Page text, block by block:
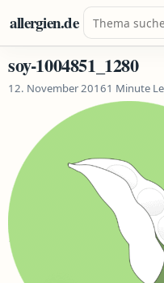
Zum Inhalt springen
allergien.de Suche nach:
soy-1004851_1280
12. November 20161 Minute